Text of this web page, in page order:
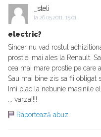
_steli
la 26.05.2011, 15:01
electric?
Sincer nu vad rostul
prostie, mai ales la Renault.
cea mai mare prostie pe care
Sau mai bine zis sa fii obligat
Imi plac la nebunie masinile
... varza!!!!
Raportează abuz